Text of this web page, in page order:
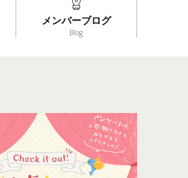
メンバーブログ
Blog